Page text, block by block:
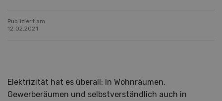
Publiziert am
12.02.2021
Elektrizität hat es überall: In Wohnräumen,
Gewerberäumen und selbstverständlich auch in